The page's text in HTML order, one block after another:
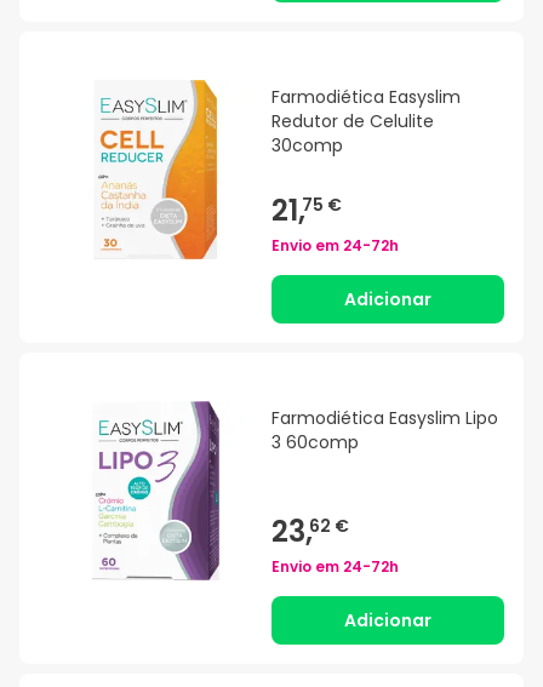
Farmodiética Easyslim
Redutor de Celulite
30comp
21,75 €
Envio em 24-72h
Adicionar
Farmodiética Easyslim Lipo
3 60comp
23,62 €
Envio em 24-72h
Adicionar